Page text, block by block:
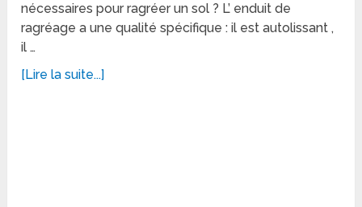
nécessaires pour ragréer un sol ? L’ enduit de
ragréage a une qualité spécifique : il est autolissant ,
il …
[Lire la suite...]